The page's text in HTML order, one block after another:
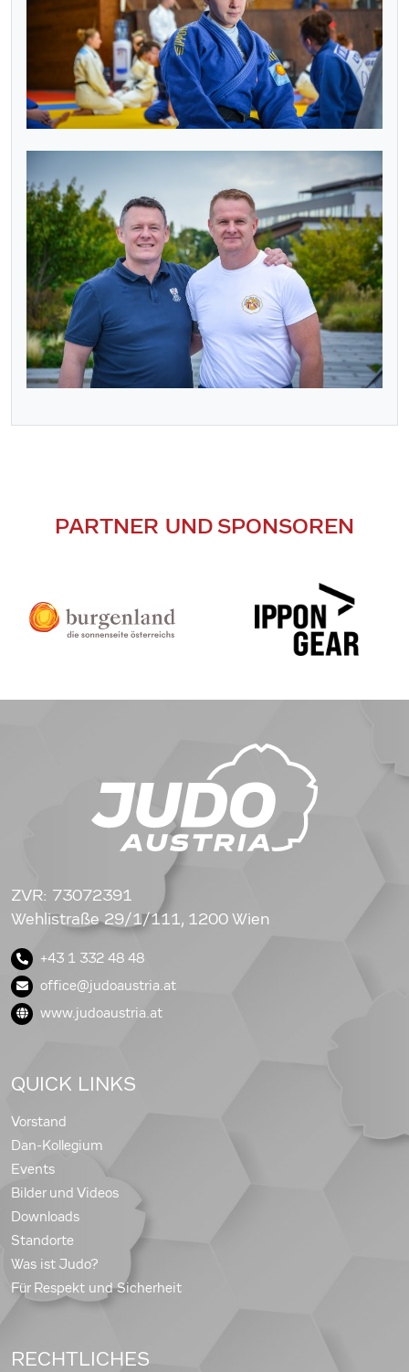
PARTNER UND SPONSOREN
ZVR: 73072391
Wehlistraße 29/1/111, 1200 Wien
+43 1 332 48 48
office@judoaustria.at
www.judoaustria.at
QUICK LINKS
Vorstand
Dan-Kollegium
Events
Bilder und Videos
Downloads
Standorte
Was ist Judo?
Für Respekt und Sicherheit
RECHTLICHES